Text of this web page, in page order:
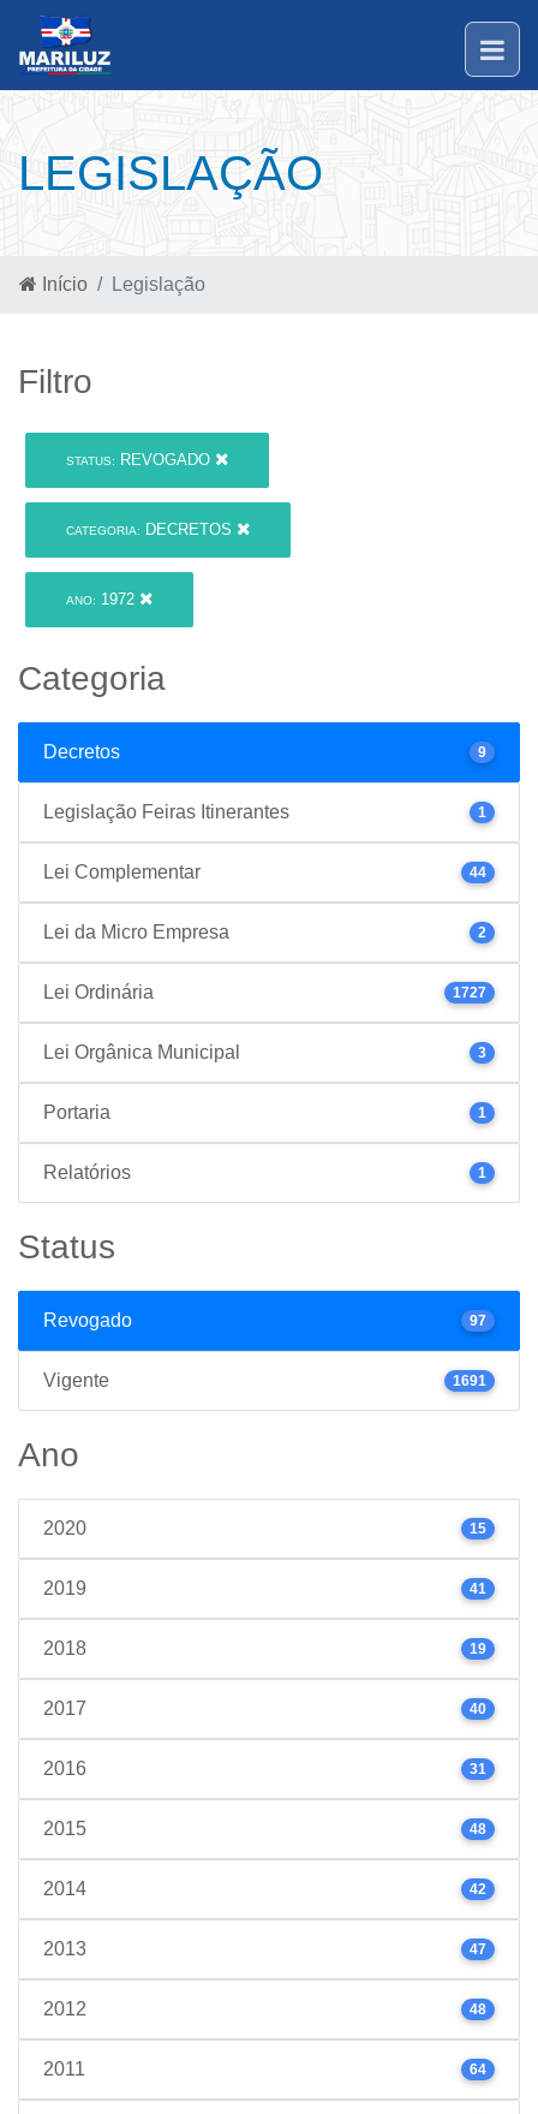
LEGISLAÇÃO
Início Legislação
Filtro
STATUS: REVOGADO
CATEGORIA: DECRETOS
ANO: 1972
Categoria
Decretos 9
Legislação Feiras Itinerantes 1
Lei Complementar 44
Lei da Micro Empresa 2
Lei Ordinária 1727
Lei Orgânica Municipal 3
Portaria 1
Relatórios 1
Status
Revogado 97
Vigente 1691
Ano
2020 15
2019 41
2018 19
2017 40
2016 31
2015 48
2014 42
2013 47
2012 48
2011 64